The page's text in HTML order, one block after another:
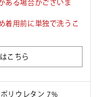
ある場合がございま
着用前に単独で洗うこ
こちら
リウレタン 7%